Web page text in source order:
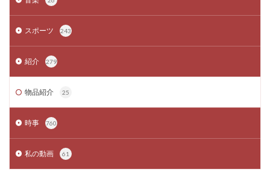
スポーツ 243
紹介 279
物品紹介 25
時事 760
私の動画 61